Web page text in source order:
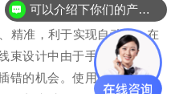
精准，利于实现自动化；在
束设计中由于手工出现的差
错的机会。使用FPC采样，
可以介绍下你们的产品么？